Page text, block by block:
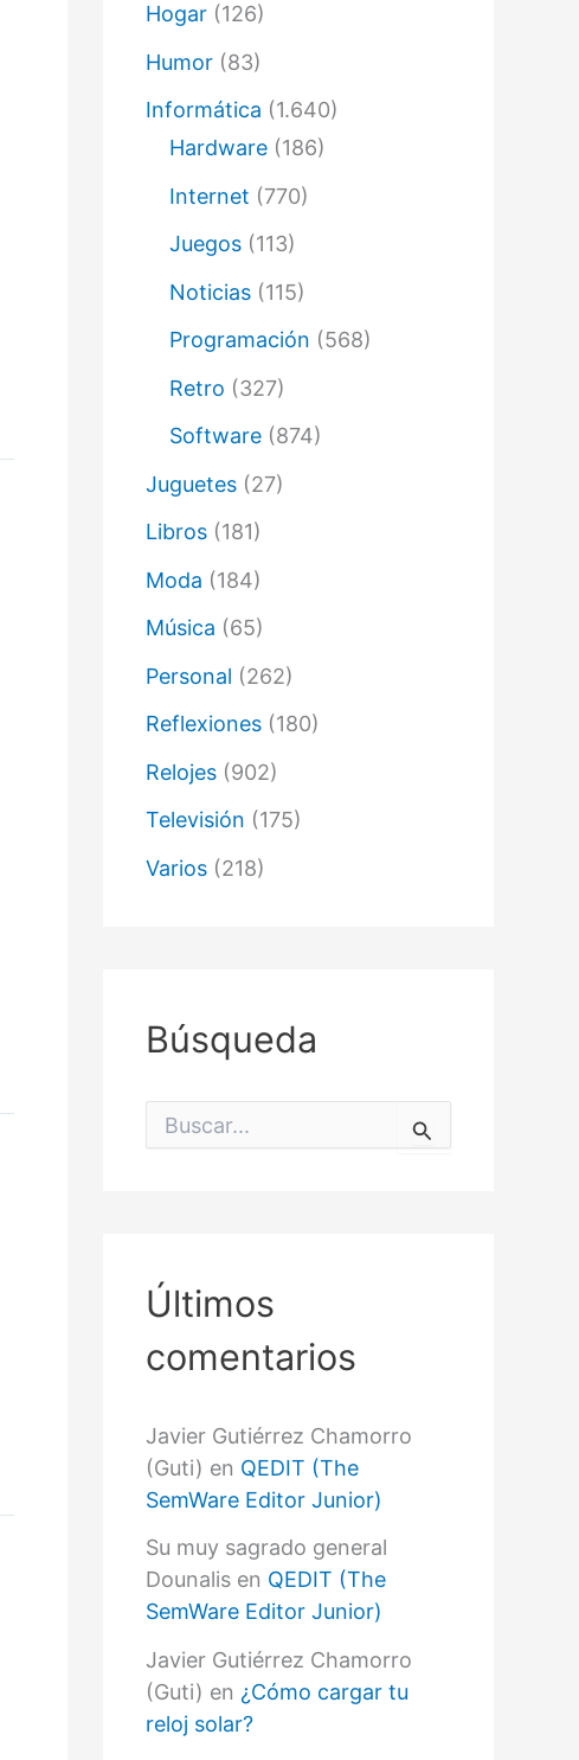
Hogar (126)
Humor (83)
Informática (1.640)
Hardware (186)
Internet (770)
Juegos (113)
Noticias (115)
Programación (568)
Retro (327)
Software (874)
Juguetes (27)
Libros (181)
Moda (184)
Música (65)
Personal (262)
Reflexiones (180)
Relojes (902)
Televisión (175)
Varios (218)
Búsqueda
Últimos
comentarios
Javier Gutiérrez Chamorro
(Guti) en QEDIT (The
SemWare Editor Junior)
Su muy sagrado general
Dounalis en QEDIT (The
SemWare Editor Junior)
Javier Gutiérrez Chamorro
(Guti) en ¿Cómo cargar tu
reloj solar?